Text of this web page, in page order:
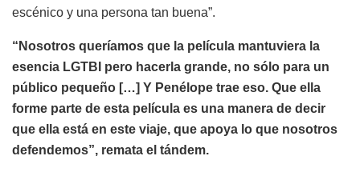
escénico y una persona tan buena”.
“Nosotros queríamos que la película mantuviera la
esencia LGTBI pero hacerla grande, no sólo para un
público pequeño […] Y Penélope trae eso. Que ella
forme parte de esta película es una manera de decir
que ella está en este viaje, que apoya lo que nosotros
defendemos”, remata el tándem.